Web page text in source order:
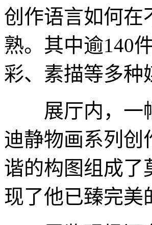
创作语言如何在
熟。其中逾140
彩、素描等多种
展厅内，一幅
迪静物画系列创
谐的构图组成了
现了他已臻完美